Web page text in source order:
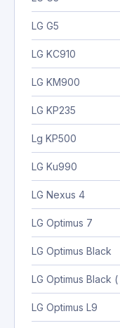
LG G5
LG KC910
LG KM900
LG KP235
Lg KP500
LG Ku990
LG Nexus 4
LG Optimus 7
LG Optimus Black
LG Optimus Black
LG Optimus L9